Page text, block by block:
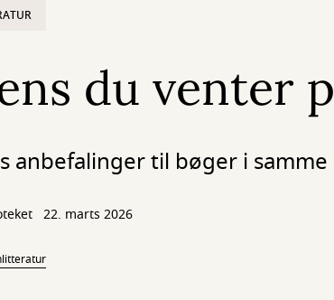
du venter
anbefalinger til bøger i samme
22. marts 2026